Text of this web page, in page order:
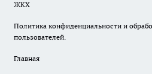
ЖКХ
Политика конфиденциальности и
пользователей.
Главная